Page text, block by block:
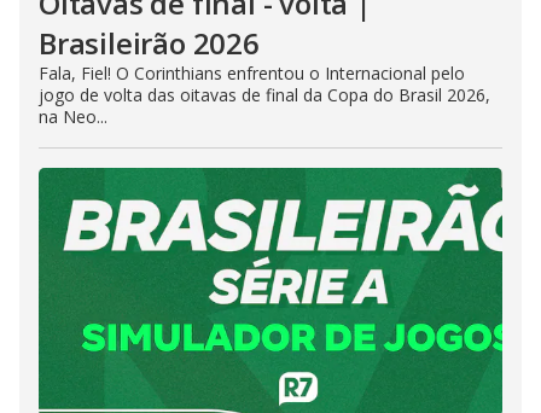
Brasileirão 2026
Fala, Fiel! O Corinthians enfrentou o Internacional pelo
jogo de volta das oitavas de final da Copa do Brasil 2026,
na Neo...